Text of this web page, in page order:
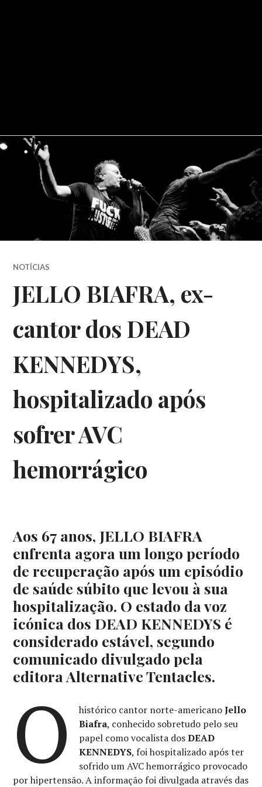
NOTÍCIAS
JELLO BIAFRA, ex-
cantor dos DEAD
KENNEDYS,
hospitalizado após
sofrer AVC
hemorrágico
Aos 67 anos, JELLO BIAFRA
enfrenta agora um longo período
de recuperação após um episódio
de saúde súbito que levou à sua
hospitalização. O estado da voz
icónica dos DEAD KENNEDYS é
considerado estável, segundo
comunicado divulgado pela
editora Alternative Tentacles.
O histórico cantor norte-americanoJello
Biafra, conhecido sobretudo pelo seu
papel como vocalista dosDEAD
KENNEDYS, foi hospitalizado após ter
sofrido um AVC hemorrágico provocado
por hipertensão. A informação foi divulgada através das